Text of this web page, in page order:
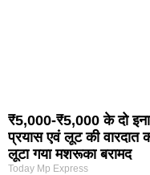
₹5,000-₹5,000 के दो
प्रयास एवं लूट की वारदात
लूटा गया मशरूका बरामद
Today Mp Express